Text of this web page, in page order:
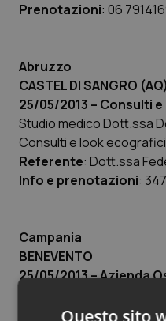
Prenotazioni: 06
Abruzzo
CASTEL DI SANGRO (AQ)
25/05/2013 – Consulti
Studio medico Dott.ssa
Consulti e look
Referente: Dott.ssa
Info e prenotazioni:
Campania
BENEVENTO
25/05/2013 – Azienda
Via dell’Angelo –
Questo sito